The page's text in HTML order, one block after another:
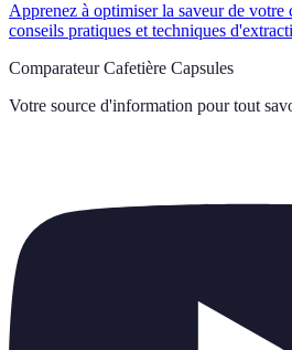
Apprenez à optimiser la saveur de votre
conseils pratiques et techniques
Comparateur Cafetière Capsules
Votre source d'information pour tout